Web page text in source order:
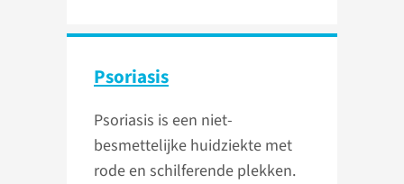
Psoriasis
Psoriasis is een niet-
besmettelijke huidziekte met
rode en schilferende plekken.